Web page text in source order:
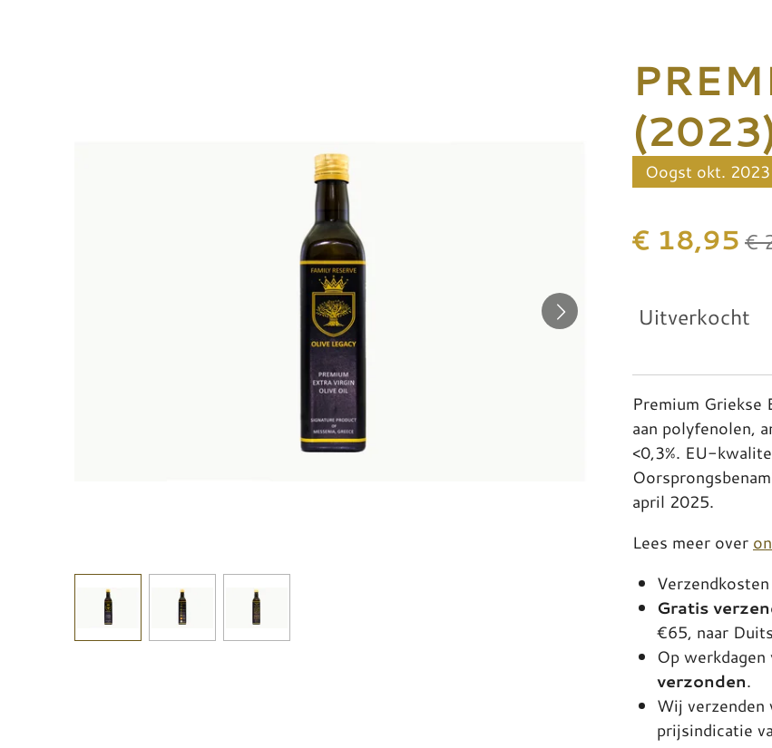
Oogst okt. 2023
€ 18,95 €
Uitverkocht
Premium
aan polyfenolen,
<0,3%. EU-
april 2025.
Lees meer over
Gratis
€65, naar
Op werkdagen
verzonden.
Wij
prijsindicatie